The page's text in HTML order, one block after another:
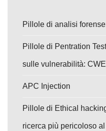
Pillole di analisi
Pillole di Pentration
sulle vulnerabilità: CWE
APC Injection
Pillole di Ethical
ricerca più pericoloso